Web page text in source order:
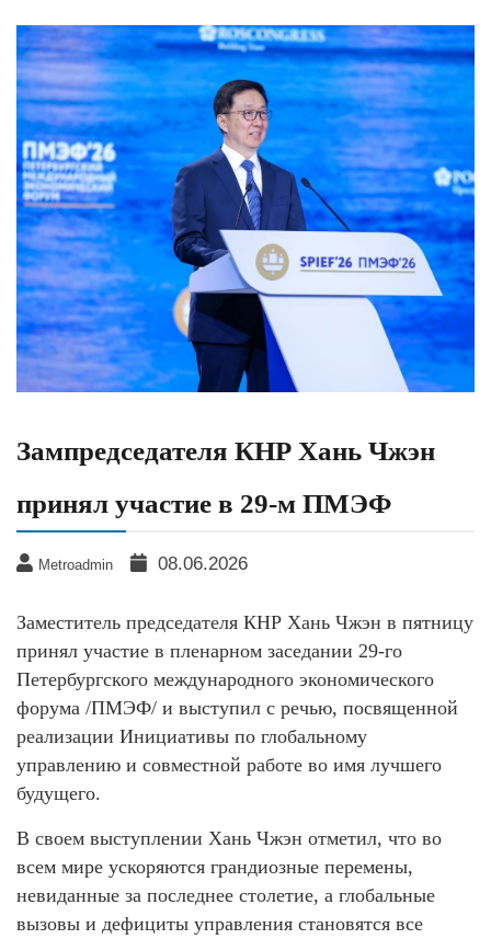
Зампредседателя КНР Хань Чжэн
принял участие в 29-м ПМЭФ
Metroadmin 08.06.2026
Заместитель председателя КНР Хань Чжэн в пятницу
принял участие в пленарном заседании 29-го
Петербургского международного экономического
форума /ПМЭФ/ и выступил с речью, посвященной
реализации Инициативы по глобальному
управлению и совместной работе во имя лучшего
будущего.
В своем выступлении Хань Чжэн отметил, что во
всем мире ускоряются грандиозные перемены,
невиданные за последнее столетие, а глобальные
вызовы и дефициты управления становятся все